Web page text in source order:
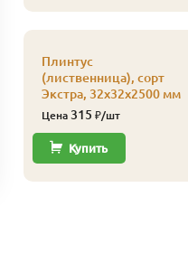
Плинтус
(лиственница), сорт
Экстра, 32х32х2500 мм
Цена 315 ₽/шт
Купить